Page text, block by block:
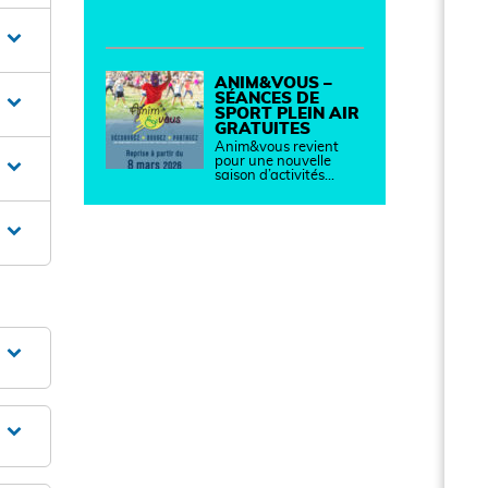
ANIM&VOUS –
SÉANCES DE
SPORT PLEIN AIR
GRATUITES
Anim&vous revient
pour une nouvelle
saison d’activités…